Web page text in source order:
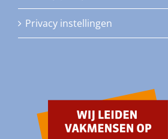
Privacy instellingen